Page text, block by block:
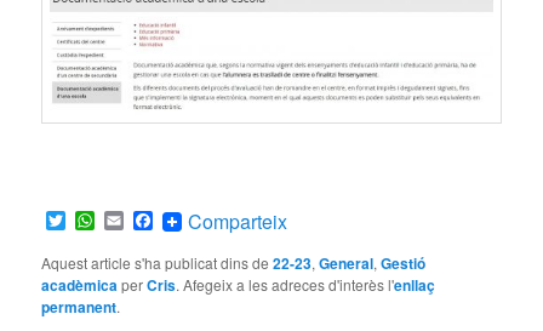
TwitterWhatsApp
EmailFacebook
Comparteix
Aquest article s'ha publicat dins de22-23,General,Gestió
acadèmica perCris. Afegeix a les adreces d'interès l'enllaç
permanent.